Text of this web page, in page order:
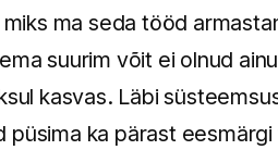
ma seda tööd
suurim võit ei olnud
kasvas. Läbi
püsima ka pärast